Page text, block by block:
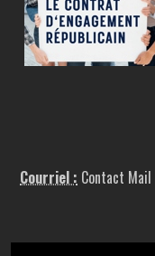
Courriel : Contact Mail